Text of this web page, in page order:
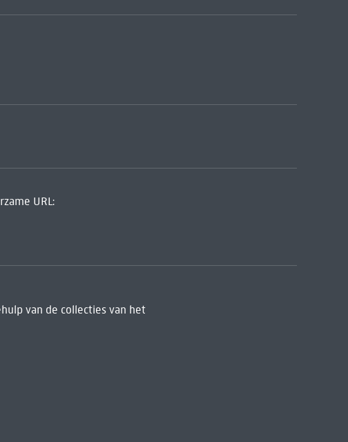
URL:
van de collecties van het